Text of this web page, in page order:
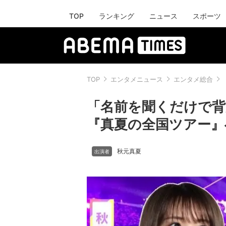
TOP ランキング ニュース スポーツ
TOP エンタメニュース エンタメ総合
「名前を聞くだけで
『真夏の全国ツアー
秋元真夏